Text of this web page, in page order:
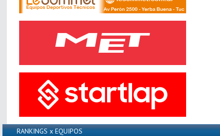
RANKINGS x EQUIPOS